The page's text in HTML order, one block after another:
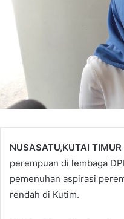
NUSASATU,KUTAI TIMUR
perempuan di lembaga
pemenuhan aspirasi
rendah di Kutim.